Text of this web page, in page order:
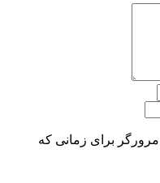
برای زمانی که